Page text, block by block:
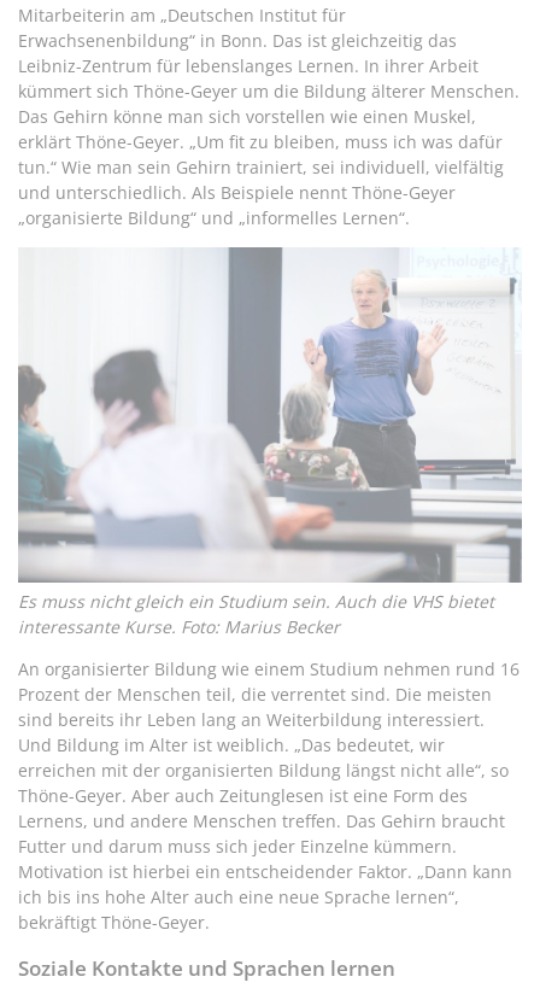
Mitarbeiterin am „Deutschen Institut für
Erwachsenenbildung“ in Bonn. Das ist gleichzeitig das
Leibniz-Zentrum für lebenslanges Lernen. In ihrer Arbeit
kümmert sich Thöne-Geyer um die Bildung älterer Menschen.
Das Gehirn könne man sich vorstellen wie einen Muskel,
erklärt Thöne-Geyer. „Um fit zu bleiben, muss ich was dafür
tun.“ Wie man sein Gehirn trainiert, sei individuell, vielfältig
und unterschiedlich. Als Beispiele nennt Thöne-Geyer
„organisierte Bildung“ und „informelles Lernen“.
Es muss nicht gleich ein Studium sein. Auch die VHS bietet
interessante Kurse. Foto: Marius Becker
An organisierter Bildung wie einem Studium nehmen rund 16
Prozent der Menschen teil, die verrentet sind. Die meisten
sind bereits ihr Leben lang an Weiterbildung interessiert.
Und Bildung im Alter ist weiblich. „Das bedeutet, wir
erreichen mit der organisierten Bildung längst nicht alle“, so
Thöne-Geyer. Aber auch Zeitunglesen ist eine Form des
Lernens, und andere Menschen treffen. Das Gehirn braucht
Futter und darum muss sich jeder Einzelne kümmern.
Motivation ist hierbei ein entscheidender Faktor. „Dann kann
ich bis ins hohe Alter auch eine neue Sprache lernen“,
bekräftigt Thöne-Geyer.
Soziale Kontakte und Sprachen lernen